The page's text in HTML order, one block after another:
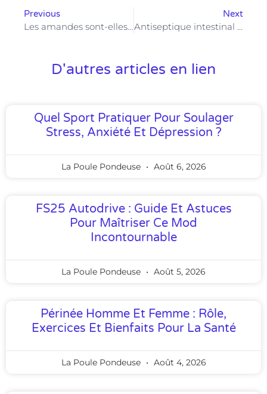
Previous Next
D'autres articles en lien
Quel Sport Pratiquer Pour Soulager
Stress, Anxiété Et Dépression ?
La Poule Pondeuse Août 6, 2026
FS25 Autodrive : Guide Et Astuces
Pour Maîtriser Ce Mod
Incontournable
La Poule Pondeuse Août 5, 2026
Périnée Homme Et Femme : Rôle,
Exercices Et Bienfaits Pour La Santé
La Poule Pondeuse Août 4, 2026